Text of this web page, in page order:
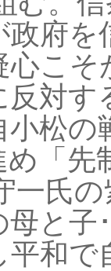
政府
こ
反対
小松
め「
一氏
と子
和